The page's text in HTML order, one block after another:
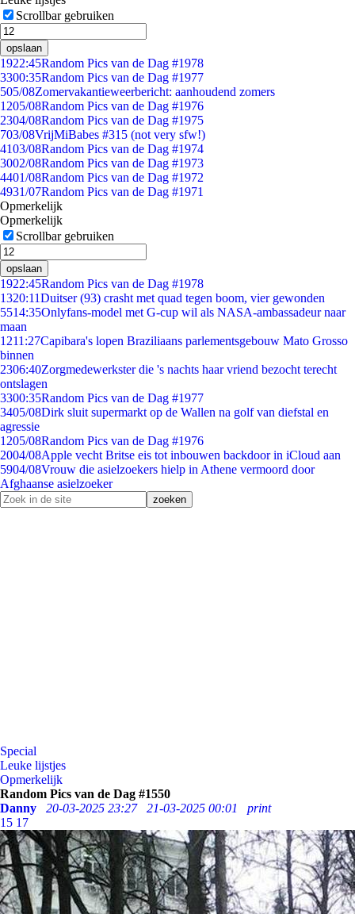
Scrollbar gebruiken
opslaan
1922:45Random Pics van de Dag #1978
3300:35Random Pics van de Dag #1977
505/08Zomervakantieweerbericht: aanhoudend zomers
1205/08Random Pics van de Dag #1976
2304/08Random Pics van de Dag #1975
703/08VrijMiBabes #315 (not very sfw!)
4103/08Random Pics van de Dag #1974
3002/08Random Pics van de Dag #1973
4401/08Random Pics van de Dag #1972
4931/07Random Pics van de Dag #1971
Opmerkelijk
Opmerkelijk
Scrollbar gebruiken
opslaan
1922:45Random Pics van de Dag #1978
1320:11Duitser (93) crasht met quad tegen boom, vier gewonden
5514:35Onlyfans-model met G-cup wil als NASA-ambassadeur naar
maan
1211:27Capibara's lopen Braziliaans parlementsgebouw Mato Grosso
binnen
2306:40Zorgmedewerkster die 's nachts haar vriend bezocht terecht
ontslagen
3300:35Random Pics van de Dag #1977
3405/08Dirk sluit supermarkt op de Wallen na golf van diefstal en
agressie
1205/08Random Pics van de Dag #1976
2004/08Apple vecht Britse eis tot inbouwen backdoor in iCloud aan
5904/08Vrouw die asielzoekers hielp in Athene vermoord door
Afghaanse asielzoeker
Special
Leuke lijstjes
Opmerkelijk
Random Pics van de Dag #1550
Danny
20-03-2025 23:27 21-03-2025 00:01
print
15 17